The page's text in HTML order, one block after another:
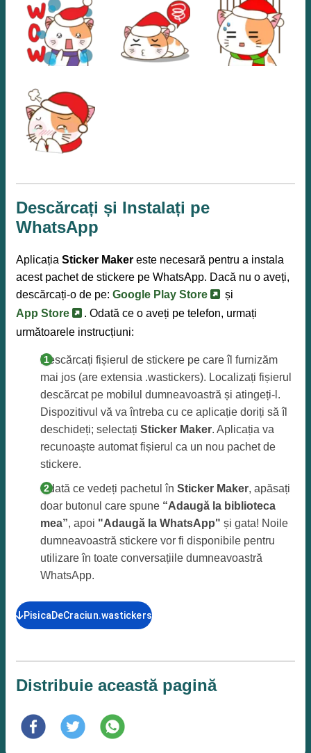
Descărcați și Instalați pe
WhatsApp
Aplicația Sticker Maker este necesară pentru a instala
acest pachet de stickere pe WhatsApp. Dacă nu o aveți,
descărcați-o de pe: Google Play Store
și
App Store
. Odată ce o aveți pe telefon, urmați
următoarele instrucțiuni:
Descărcați fișierul de stickere pe care îl furnizăm
mai jos (are extensia .wastickers). Localizați fișierul
descărcat pe mobilul dumneavoastră și atingeți-l.
Dispozitivul vă va întreba cu ce aplicație doriți să îl
deschideți; selectați Sticker Maker. Aplicația va
recunoaște automat fișierul ca un nou pachet de
stickere.
Odată ce vedeți pachetul în Sticker Maker, apăsați
doar butonul care spune “Adaugă la biblioteca
mea”, apoi "Adaugă la WhatsApp" și gata! Noile
dumneavoastră stickere vor fi disponibile pentru
utilizare în toate conversațiile dumneavoastră
WhatsApp.
PisicaDeCraciun.wastickers
Distribuie această pagină